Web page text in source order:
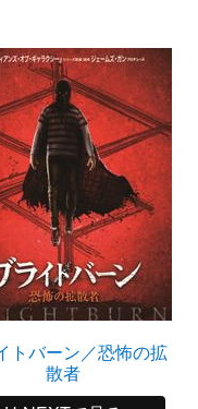
トバーン／恐怖の拡
散者